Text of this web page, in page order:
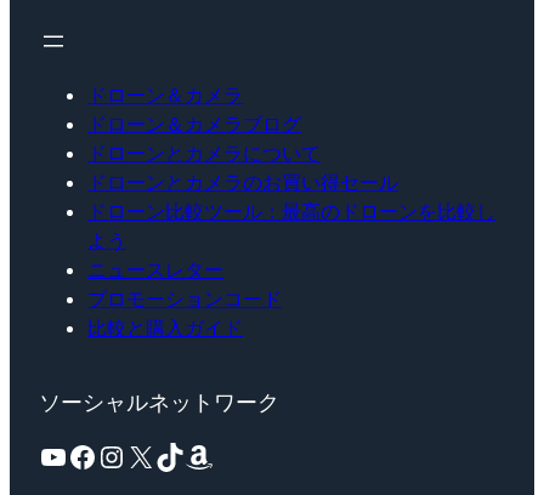
ドローン＆カメラ
ドローン＆カメラブログ
ドローンとカメラについて
ドローンとカメラのお買い得セール
ドローン比較ツール：最高のドローンを比較し
よう
ニュースレター
プロモーションコード
比較と購入ガイド
ソーシャルネットワーク
YouTube Facebook Instagram X TikTok Amazon